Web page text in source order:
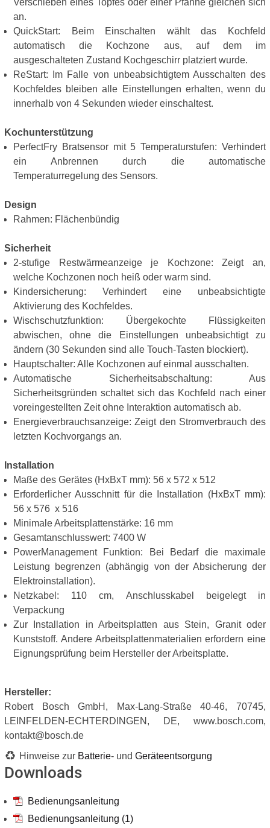
Verschieben eines Topfes oder einer Pfanne gleichen sich
an.
QuickStart: Beim Einschalten wählt das Kochfeld
automatisch die Kochzone aus, auf dem im
ausgeschalteten Zustand Kochgeschirr platziert wurde.
ReStart: Im Falle von unbeabsichtigtem Ausschalten des
Kochfeldes bleiben alle Einstellungen erhalten, wenn du
innerhalb von 4 Sekunden wieder einschaltest.
Kochunterstützung
PerfectFry Bratsensor mit 5 Temperaturstufen: Verhindert
ein Anbrennen durch die automatische
Temperaturregelung des Sensors.
Design
Rahmen: Flächenbündig
Sicherheit
2-stufige Restwärmeanzeige je Kochzone: Zeigt an,
welche Kochzonen noch heiß oder warm sind.
Kindersicherung: Verhindert eine unbeabsichtigte
Aktivierung des Kochfeldes.
Wischschutzfunktion: Übergekochte Flüssigkeiten
abwischen, ohne die Einstellungen unbeabsichtigt zu
ändern (30 Sekunden sind alle Touch-Tasten blockiert).
Hauptschalter: Alle Kochzonen auf einmal ausschalten.
Automatische Sicherheitsabschaltung: Aus
Sicherheitsgründen schaltet sich das Kochfeld nach einer
voreingestellten Zeit ohne Interaktion automatisch ab.
Energieverbrauchsanzeige: Zeigt den Stromverbrauch des
letzten Kochvorgangs an.
Installation
Maße des Gerätes (HxBxT mm): 56 x 572 x 512
Erforderlicher Ausschnitt für die Installation (HxBxT mm):
56 x 576 x 516
Minimale Arbeitsplattenstärke: 16 mm
Gesamtanschlusswert: 7400 W
PowerManagement Funktion: Bei Bedarf die maximale
Leistung begrenzen (abhängig von der Absicherung der
Elektroinstallation).
Netzkabel: 110 cm, Anschlusskabel beigelegt in
Verpackung
Zur Installation in Arbeitsplatten aus Stein, Granit oder
Kunststoff. Andere Arbeitsplattenmaterialien erfordern eine
Eignungsprüfung beim Hersteller der Arbeitsplatte.
Hersteller:
Robert Bosch GmbH, Max-Lang-Straße 40-46, 70745,
LEINFELDEN-ECHTERDINGEN, DE, www.bosch.com,
kontakt@bosch.de
Hinweise zur Batterie- und Geräteentsorgung
Downloads
Bedienungsanleitung
Bedienungsanleitung (1)